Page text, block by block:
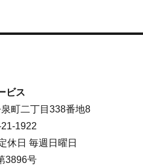
ビス
町二丁目338番地8
1922
休日 毎週日曜日
3896号